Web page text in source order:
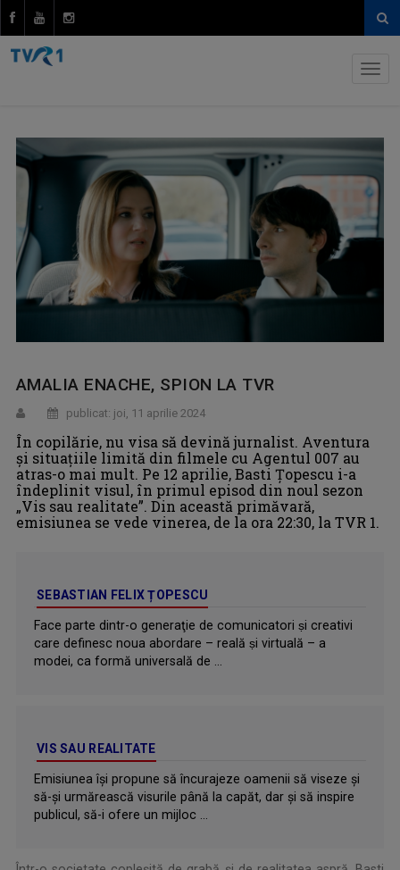
AMALIA ENACHE, SPION LA TVR
publicat: joi, 11 aprilie 2024
În copilărie, nu visa să devină jurnalist. Aventura
şi situaţiile limită din filmele cu Agentul 007 au
atras-o mai mult. Pe 12 aprilie, Basti Ţopescu i-a
îndeplinit visul, în primul episod din noul sezon
„Vis sau realitate”. Din această primăvară,
emisiunea se vede vinerea, de la ora 22:30, la TVR 1.
SEBASTIAN FELIX ȚOPESCU
Face parte dintr-o generaţie de comunicatori ṣi creativi
care definesc noua abordare – reală ṣi virtuală – a
modei, ca formă universală de ...
VIS SAU REALITATE
Emisiunea îşi propune să încurajeze oamenii să viseze şi
să-şi urmărească visurile până la capăt, dar şi să inspire
publicul, să-i ofere un mijloc ...